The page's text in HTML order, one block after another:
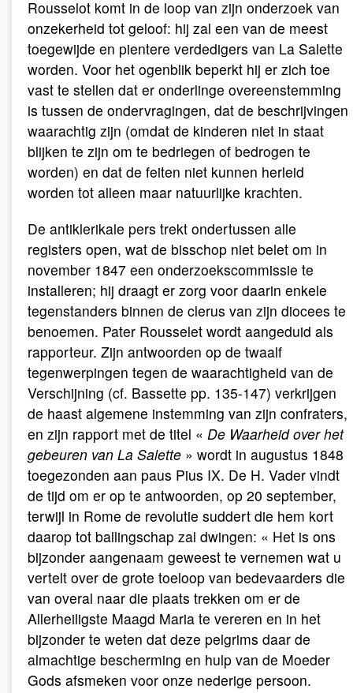
Rousselot komt in de loop van zijn onderzoek van
onzekerheid tot geloof: hij zal een van de meest
toegewijde en pientere verdedigers van La Salette
worden. Voor het ogenblik beperkt hij er zich toe
vast te stellen dat er onderlinge overeenstemming
is tussen de ondervragingen, dat de beschrijvingen
waarachtig zijn (omdat de kinderen niet in staat
blijken te zijn om te bedriegen of bedrogen te
worden) en dat de feiten niet kunnen herleid
worden tot alleen maar natuurlijke krachten.
De antiklerikale pers trekt ondertussen alle
registers open, wat de bisschop niet belet om in
november 1847 een onderzoekscommissie te
installeren; hij draagt er zorg voor daarin enkele
tegenstanders binnen de clerus van zijn diocees te
benoemen. Pater Rousselet wordt aangeduid als
rapporteur. Zijn antwoorden op de twaalf
tegenwerpingen tegen de waarachtigheid van de
Verschijning (cf. Bassette pp. 135-147) verkrijgen
de haast algemene instemming van zijn confraters,
en zijn rapport met de titel « De Waarheid over het
gebeuren van La Salette » wordt in augustus 1848
toegezonden aan paus Pius IX. De H. Vader vindt
de tijd om er op te antwoorden, op 20 september,
terwijl in Rome de revolutie suddert die hem kort
daarop tot ballingschap zal dwingen: « Het is ons
bijzonder aangenaam geweest te vernemen wat u
vertelt over de grote toeloop van bedevaarders die
van overal naar die plaats trekken om er de
Allerheiligste Maagd Maria te vereren en in het
bijzonder te weten dat deze pelgrims daar de
almachtige bescherming en hulp van de Moeder
Gods afsmeken voor onze nederige persoon.